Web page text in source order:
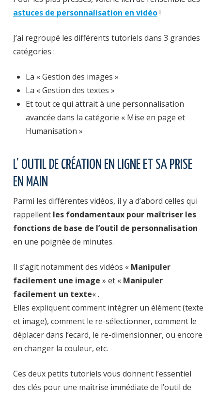
astuces de personnalisation en vidéo!
J’ai regroupé les différents tutoriels dans 3 grandes
catégories :
La « Gestion des images »
La « Gestion des textes »
Et tout ce qui attrait à une personnalisation
avancée dans la catégorie « Mise en page et
Humanisation »
L’ OUTIL DE CRÉATION EN LIGNE ET SA PRISE
EN MAIN
Parmi les différentes vidéos, il y a d’abord celles qui
rappellent les fondamentaux pour maîtriser les
fonctions de base de l’outil de personnalisation
en une poignée de minutes.
Il s’agit notamment des vidéos « Manipuler
facilement une image » et « Manipuler
facilement un texte« .
Elles expliquent comment intégrer un élément (texte
et image), comment le re-sélectionner, comment le
déplacer dans l’ecard, le re-dimensionner, ou encore
en changer la couleur, etc.
Ces deux petits tutoriels vous donnent l’essentiel
des clés pour une maîtrise immédiate de l’outil de